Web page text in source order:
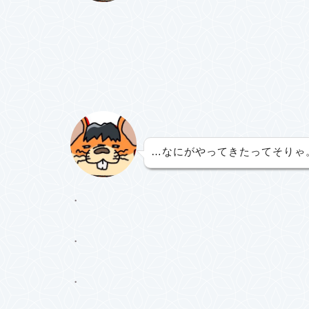
…なにがやってきたってそりゃ
・
・
・